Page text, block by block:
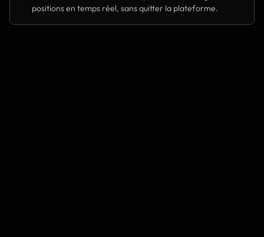
positions en temps réel, sans quitter la plateforme.